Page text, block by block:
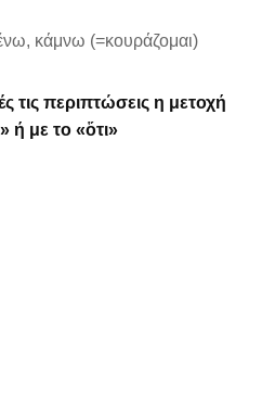
κάμνω (=κουράζομαι)
τις περιπτώσεις η μετοχή
ή με το «ὅτι»